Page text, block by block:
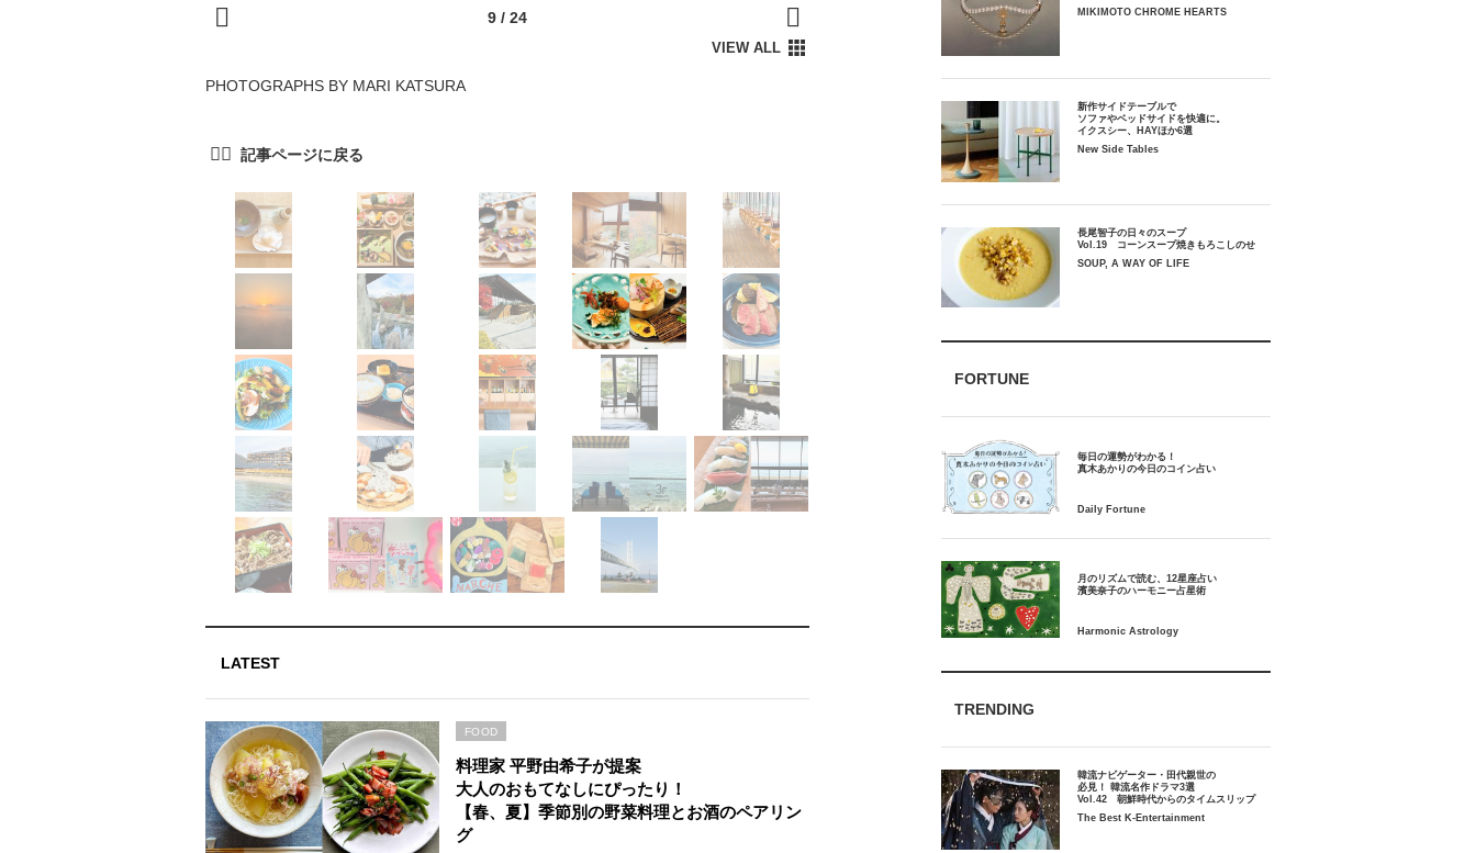
PHOTOGRAPHS BY MARI KATSURA
LATEST
料理家 平野由希子が提案
大人のおもてなしにぴったり！
【春、夏】季節別の野菜料理とお酒のペアリン
グ
FOOD
MIKIMOTO CHROME HEARTS
新作サイドテーブルで
ソファやベッドサイドを快適に。
イクスシー、HAYほか6選
New Side Tables
長尾智子の日々のスープ
Vol.19 コーンスープ焼きもろこしのせ
SOUP, A WAY OF LIFE
FORTUNE
毎日の運勢がわかる！
月のリズムで読む、12星座占い
TRENDING
韓流ナビゲーター・田代親世の
必見！ 韓流名作ドラマ3選
Vol.42 朝鮮時代からのタイムスリップ
The Best K-Entertainment